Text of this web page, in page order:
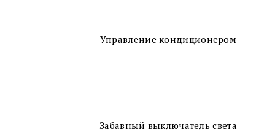
Управление кондиционером
Забавный выключатель света